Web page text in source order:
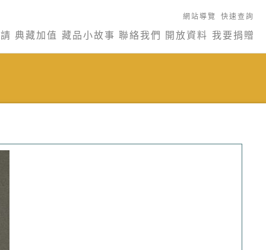
網站導覽 快速查詢
典藏加值 藏品小故事 聯絡我們 開放資料 我要捐贈